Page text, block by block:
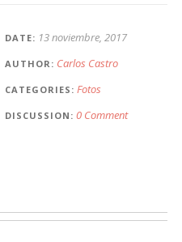
DATE 13 noviembre, 2017
AUTHOR Carlos Castro
CATEGORIES Fotos
DISCUSSION 0 Comment